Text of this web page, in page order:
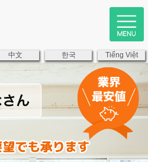
中文 한국 Tiếng Việt